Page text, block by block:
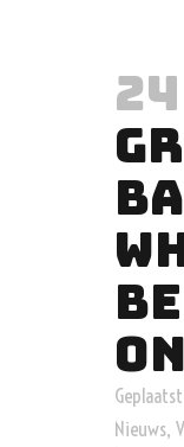
Geplaatst
Nieuws,